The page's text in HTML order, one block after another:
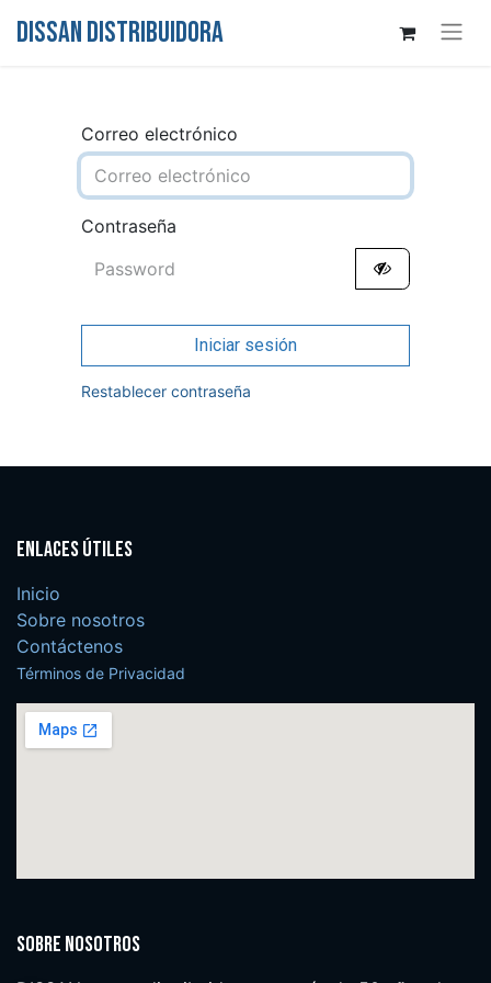
DISSAN DISTRIBUIDORA
Correo electrónico
Contraseña
Iniciar sesión
Restablecer contraseña
Enlaces útiles
Inicio
Sobre nosotros
Contáctenos
Términos de Privacidad
Sobre nosotros